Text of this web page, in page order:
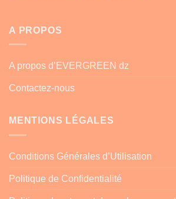
A PROPOS
A propos d’EVERGREEN dz
Contactez-nous
MENTIONS LÉGALES
Conditions Générales d’Utilisation
Politique de Confidentialité